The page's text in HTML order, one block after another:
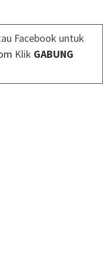
Facebook untuk
Klik GABUNG